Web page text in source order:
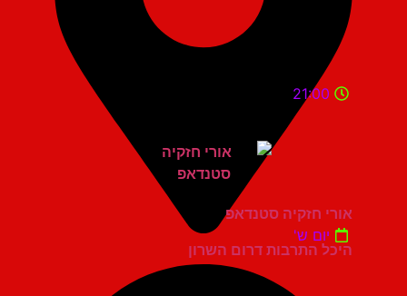
היכל התרבות דרום השרון
21:00
אורי חזקיה סטנדאפ
יום ש'